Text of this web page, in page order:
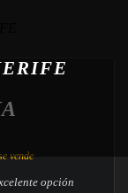
vende
opción